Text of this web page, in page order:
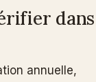
dans
annuelle,